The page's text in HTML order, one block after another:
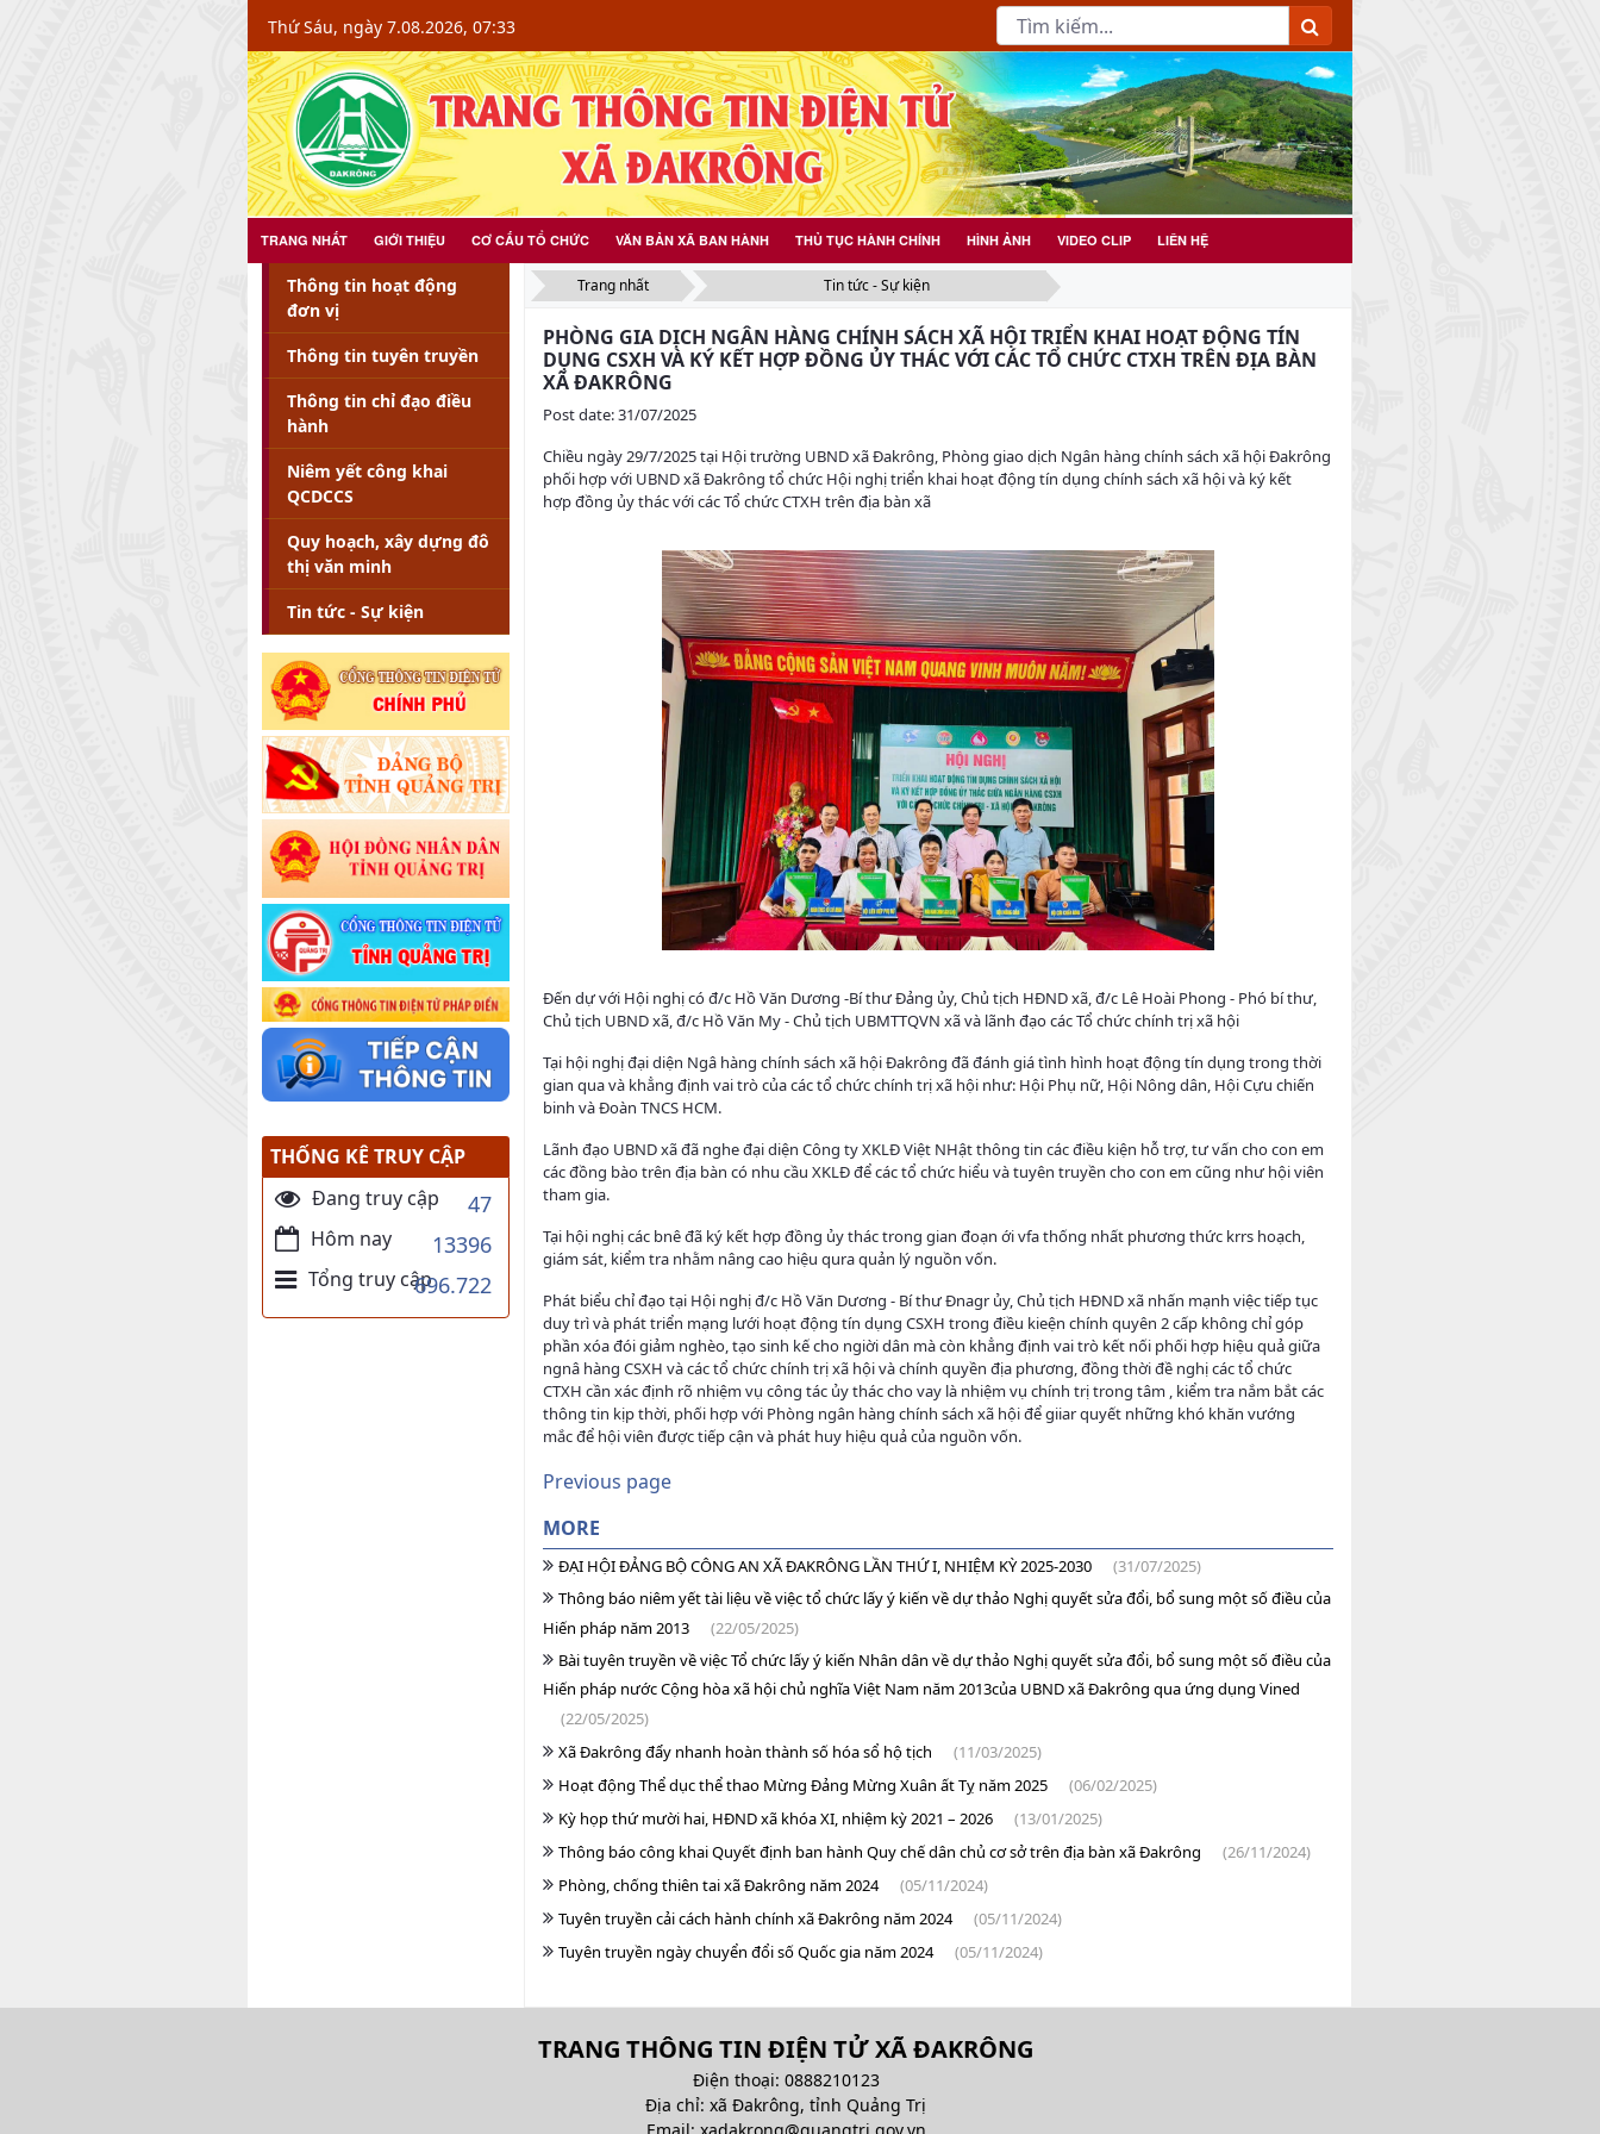
Chi tiết tin - Xã Đakrông - Đakrông
Thứ Sáu, ngày 7.08.2026, 07:33
TRANG NHẤT GIỚI THIỆU CƠ CẤU TỔ CHỨC VĂN BẢN XÃ BAN HÀNH THỦ TỤC HÀNH CHÍNH HÌNH ẢNH VIDEO CLIP LIÊN HỆ
Thông tin hoạt động
đơn vị
Thông tin tuyên truyền
Thông tin chỉ đạo điều
hành
Niêm yết công khai
QCDCCS
Quy hoạch, xây dựng đô
thị văn minh
Tin tức - Sự kiện
THỐNG KÊ TRUY CẬP
Đang truy cập
47
Hôm nay 13396
Tổng truy cập696.722
Trang nhất Tin tức - Sự kiện
PHÒNG GIA DỊCH NGÂN HÀNG CHÍNH SÁCH XÃ HỘI TRIỂN KHAI HOẠT ĐỘNG TÍN
DỤNG CSXH VÀ KÝ KẾT HỢP ĐỒNG ỦY THÁC VỚI CÁC TỔ CHỨC CTXH TRÊN ĐỊA BÀN
XÃ ĐAKRÔNG
Post date: 31/07/2025
Chiều ngày 29/7/2025 tại Hội trường UBND xã Đakrông, Phòng giao dịch Ngân hàng chính sách xã hội Đakrông
phối hợp với UBND xã Đakrông tổ chức Hội nghị triển khai hoạt động tín dụng chính sách xã hội và ký kết
hợp đồng ủy thác với các Tổ chức CTXH trên địa bàn xã
Đến dự với Hội nghị có đ/c Hồ Văn Dương -Bí thư Đảng ủy, Chủ tịch HĐND xã, đ/c Lê Hoài Phong - Phó bí thư,
Chủ tịch UBND xã, đ/c Hồ Văn My - Chủ tịch UBMTTQVN xã và lãnh đạo các Tổ chức chính trị xã hội
Tại hội nghị đại diện Ngâ hàng chính sách xã hội Đakrông đã đánh giá tình hình hoạt động tín dụng trong thời
gian qua và khẳng định vai trò của các tổ chức chính trị xã hội như: Hội Phụ nữ, Hội Nông dân, Hội Cựu chiến
binh và Đoàn TNCS HCM.
Lãnh đạo UBND xã đã nghe đại diện Công ty XKLĐ Việt NHật thông tin các điều kiện hỗ trợ, tư vấn cho con em
các đồng bào trên địa bàn có nhu cầu XKLĐ để các tổ chức hiểu và tuyên truyền cho con em cũng như hội viên
tham gia.
Tại hội nghị các bnê đã ký kết hợp đồng ủy thác trong gian đoạn ới vfa thống nhất phương thức krrs hoạch,
giám sát, kiểm tra nhằm nâng cao hiệu qura quản lý nguồn vốn.
Phát biểu chỉ đạo tại Hội nghị đ/c Hồ Văn Dương - Bí thư Đnagr ủy, Chủ tịch HĐND xã nhấn mạnh việc tiếp tục
duy trì và phát triển mạng lưới hoạt động tín dụng CSXH trong điều kieện chính quyên 2 cấp không chỉ góp
phần xóa đói giảm nghèo, tạo sinh kế cho ngiời dân mà còn khẳng định vai trò kết nối phối hợp hiệu quả giữa
ngnâ hàng CSXH và các tổ chức chính trị xã hội và chính quyền địa phương, đồng thời đề nghị các tổ chức
CTXH cần xác định rõ nhiệm vụ công tác ủy thác cho vay là nhiệm vụ chính trị trong tâm , kiểm tra nắm bắt các
thông tin kịp thời, phối hợp với Phòng ngân hàng chính sách xã hội để giiar quyết những khó khăn vướng
mắc để hội viên được tiếp cận và phát huy hiệu quả của nguồn vốn.
Previous page
MORE
ĐẠI HỘI ĐẢNG BỘ CÔNG AN XÃ ĐAKRÔNG LẦN THỨ I, NHIỆM KỲ 2025-2030
(31/07/2025)
Thông báo niêm yết tài liệu về việc tổ chức lấy ý kiến về dự thảo Nghị quyết sửa đổi, bổ sung một số điều của
Hiến pháp năm 2013
(22/05/2025)
Bài tuyên truyền về việc Tổ chức lấy ý kiến Nhân dân về dự thảo Nghị quyết sửa đổi, bổ sung một số điều của
Hiến pháp nước Cộng hòa xã hội chủ nghĩa Việt Nam năm 2013của UBND xã Đakrông qua ứng dụng Vined
(22/05/2025)
Xã Đakrông đẩy nhanh hoàn thành số hóa sổ hộ tịch
(11/03/2025)
Hoạt động Thể dục thể thao Mừng Đảng Mừng Xuân ất Tỵ năm 2025
(06/02/2025)
Kỳ họp thứ mười hai, HĐND xã khóa XI, nhiệm kỳ 2021 – 2026
(13/01/2025)
Thông báo công khai Quyết định ban hành Quy chế dân chủ cơ sở trên địa bàn xã Đakrông
(26/11/2024)
Phòng, chống thiên tai xã Đakrông năm 2024
(05/11/2024)
Tuyên truyền cải cách hành chính xã Đakrông năm 2024
(05/11/2024)
Tuyên truyền ngày chuyển đổi số Quốc gia năm 2024
(05/11/2024)
TRANG THÔNG TIN ĐIỆN TỬ XÃ ĐAKRÔNG
Điện thoại: 0888210123
Địa chỉ: xã Đakrông, tỉnh Quảng Trị
Email: xadakrong@quangtri.gov.vn